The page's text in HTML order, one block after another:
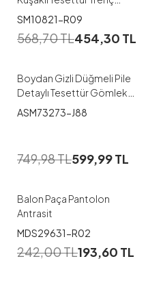
Camel
SM10821-R09
568,70TL454,30 TL
38 40 42 44 46
Boydan Gizli Düğmeli Pile
Detaylı Tesettür Gömlek
Açık sarı
ASM73273-J88
749,98TL599,99TL
38
Balon Paça Pantolon
Antrasit
MDS29631-R02
242,00TL193,60 TL
38